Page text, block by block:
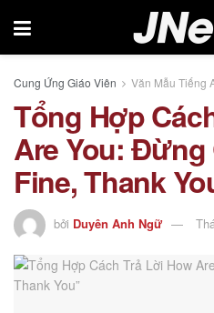
Cung Ứng Giáo Viên Văn Mẫu Tiếng
Tổng Hợp
Are You: Đừng
Fine, Thank
bởi Duyên Anh Ngữ